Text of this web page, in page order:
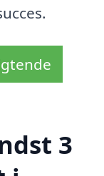
3